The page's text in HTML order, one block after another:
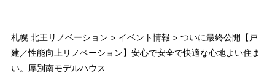
札幌 北王リノベーション > イベント情報 > ついに最終公開【戸
建／性能向上リノベーション】安心で安全で快適な心地よい住ま
い。厚別南モデルハウス